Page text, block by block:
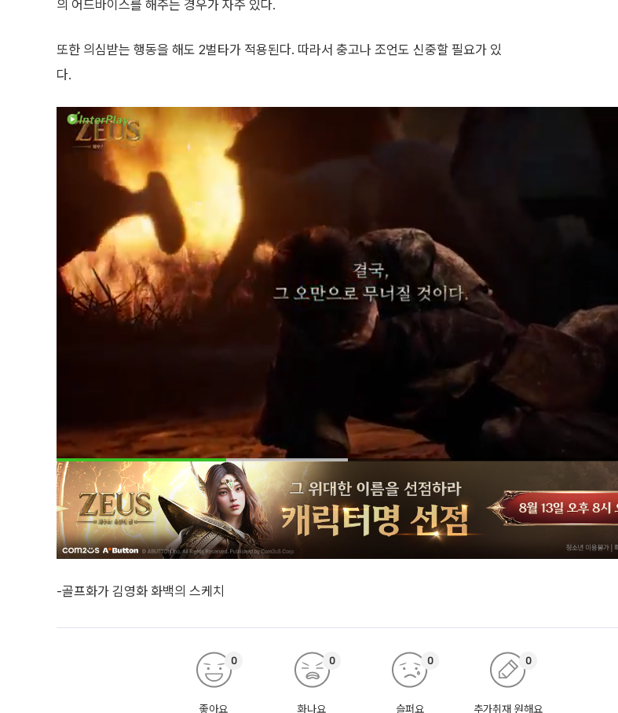
의 어드바이스를 해주는 경우가 자주 있다.
또한 의심받는 행동을 해도 2벌타가 적용된다. 따라서 충고나 조언도 신중할 필요가 있
다.
-골프화가 김영화 화백의 스케치
좋아요
0
화나요
0
슬퍼요
0
추가취재 원해요
0